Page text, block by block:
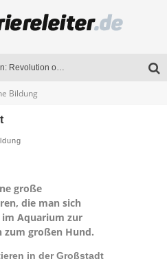
KI im Bildungswesen: Revolution oder Risiko für Schulen und Universitäten?
Bildung
große
die man sich
im Aquarium zur
zum großen Hund.
in der Großstadt